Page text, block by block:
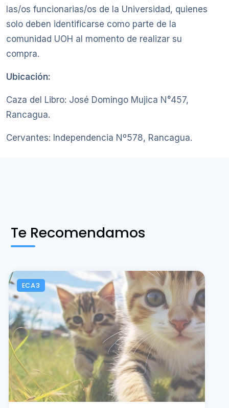
las/os funcionarias/os de la Universidad, quienes
solo deben identificarse como parte de la
comunidad UOH al momento de realizar su
compra.
Ubicación:
Caza del Libro: José Domingo Mujica N°457,
Rancagua.
Cervantes: Independencia Nº578, Rancagua.
Te Recomendamos
ECA3